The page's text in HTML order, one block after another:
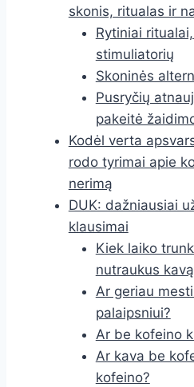
skonis, ritualas ir
Rytiniai
stimuliatorių
Skoninės
Pusryčių
pakeitė
Kodėl verta
rodo tyrimai apie
nerimą
DUK: dažniausiai
klausimai
Kiek laiko
nutraukus
Ar geriau
palaipsniui?
Ar be kofeino
Ar kava be
kofeino?